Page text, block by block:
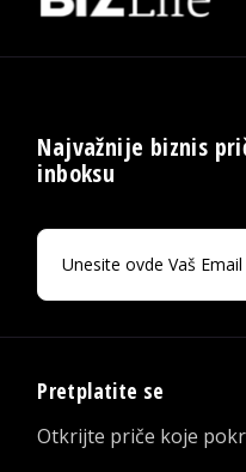
Najvažnije biznis
inboksu
Pretplatite se
Otkrijte priče koje